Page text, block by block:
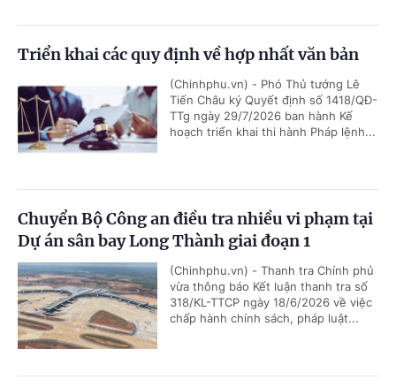
Triển khai các quy định về hợp nhất văn bản
(Chinhphu.vn) - Phó Thủ tướng Lê
Tiến Châu ký Quyết định số 1418/QĐ-
TTg ngày 29/7/2026 ban hành Kế
hoạch triển khai thi hành Pháp lệnh...
Chuyển Bộ Công an điều tra nhiều vi phạm tại
Dự án sân bay Long Thành giai đoạn 1
(Chinhphu.vn) - Thanh tra Chính phủ
vừa thông báo Kết luận thanh tra số
318/KL-TTCP ngày 18/6/2026 về việc
chấp hành chính sách, pháp luật...